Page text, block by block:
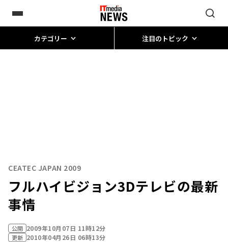
カテゴリー 注目のトピック
CEATEC JAPAN 2009
フルハイビジョン3Dテレビの最新
事情
公開 2009年10月07日 11時12分
更新 2010年04月26日 06時13分